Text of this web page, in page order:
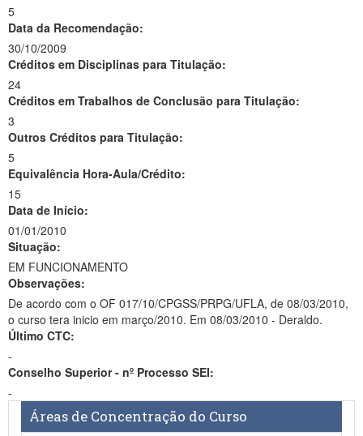
5
Data da Recomendação:
30/10/2009
Créditos em Disciplinas para Titulação:
24
Créditos em Trabalhos de Conclusão para Titulação:
3
Outros Créditos para Titulação:
5
Equivalência Hora-Aula/Crédito:
15
Data de Início:
01/01/2010
Situação:
EM FUNCIONAMENTO
Observações:
De acordo com o OF 017/10/CPGSS/PRPG/UFLA, de 08/03/2010,
o curso tera inicio em março/2010. Em 08/03/2010 - Deraldo.
Último CTC:
-
Conselho Superior - nº Processo SEI:
-
Áreas de Concentração do Curso